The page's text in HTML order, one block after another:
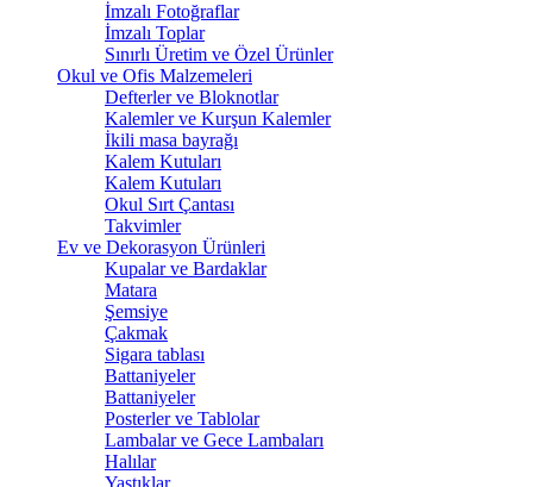
İmzalı Fotoğraflar
İmzalı Toplar
Sınırlı Üretim ve Özel Ürünler
Okul ve Ofis Malzemeleri
Defterler ve Bloknotlar
Kalemler ve Kurşun Kalemler
İkili masa bayrağı
Kalem Kutuları
Kalem Kutuları
Okul Sırt Çantası
Takvimler
Ev ve Dekorasyon Ürünleri
Kupalar ve Bardaklar
Matara
Şemsiye
Çakmak
Sigara tablası
Battaniyeler
Battaniyeler
Posterler ve Tablolar
Lambalar ve Gece Lambaları
Halılar
Yastıklar